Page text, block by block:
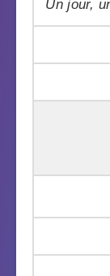
Un jour,